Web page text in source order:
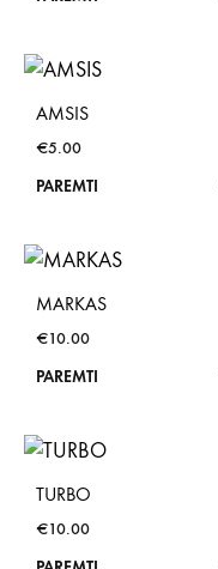
AMSIS
€5.00
PAREMTI
MARKAS
€10.00
PAREMTI
TURBO
€10.00